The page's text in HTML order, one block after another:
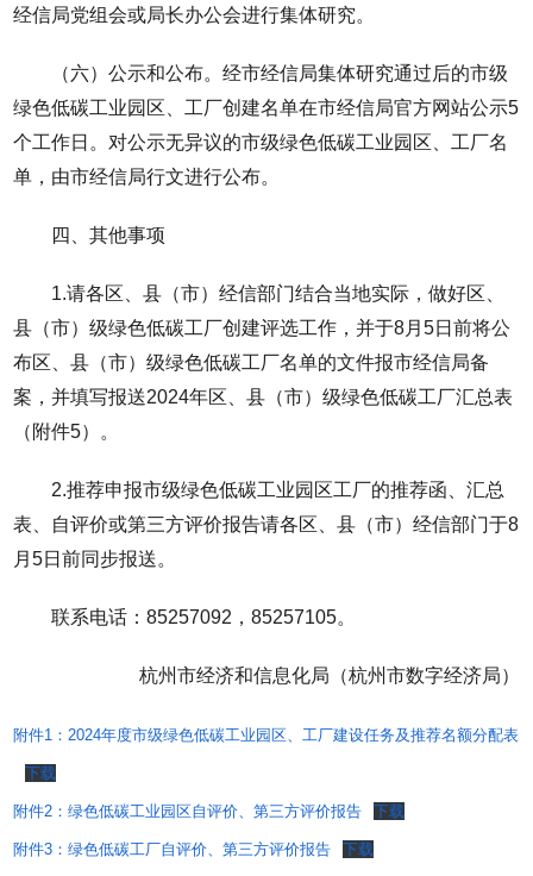
经信局党组会或局长办公会进行集体研究。
（六）公示和公布。经市经信局集体研究通过后的市级
绿色低碳工业园区、工厂创建名单在市经信局官方网站公示5
个工作日。对公示无异议的市级绿色低碳工业园区、工厂名
单，由市经信局行文进行公布。
四、其他事项
1.请各区、县（市）经信部门结合当地实际，做好区、
县（市）级绿色低碳工厂创建评选工作，并于8月5日前将公
布区、县（市）级绿色低碳工厂名单的文件报市经信局备
案，并填写报送2024年区、县（市）级绿色低碳工厂汇总表
（附件5）。
2.推荐申报市级绿色低碳工业园区工厂的推荐函、汇总
表、自评价或第三方评价报告请各区、县（市）经信部门于8
月5日前同步报送。
联系电话：85257092，85257105。
杭州市经济和信息化局（杭州市数字经济局）
附件1：2024年度市级绿色低碳工业园区、工厂建设任务及推荐名额分配表
下载
附件2：绿色低碳工业园区自评价、第三方评价报告 下载
附件3：绿色低碳工厂自评价、第三方评价报告 下载